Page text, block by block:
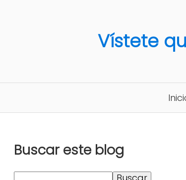
Vístete
Buscar este blog